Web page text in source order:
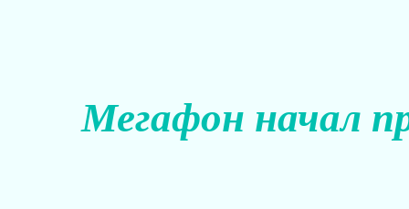
Мегафон начал